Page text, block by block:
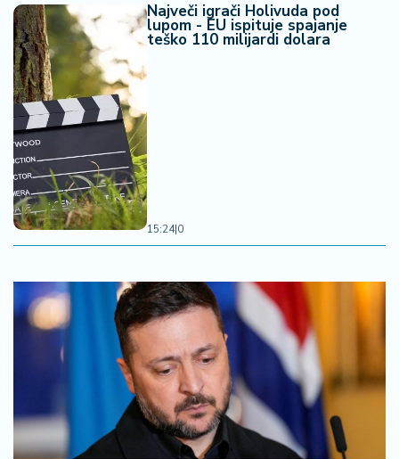
Največi igrači Holivuda pod
lupom - EU ispituje spajanje
teško 110 milijardi dolara
15:24|0